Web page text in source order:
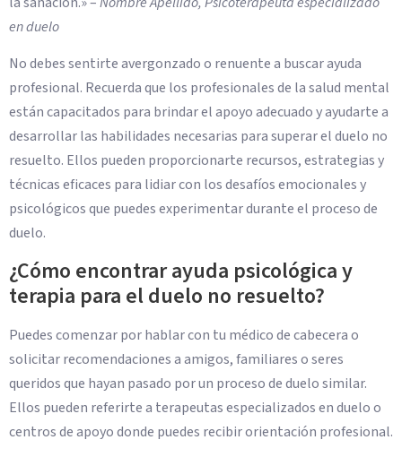
en duelo
No debes sentirte avergonzado o renuente a buscar ayuda
profesional. Recuerda que los profesionales de la salud mental
están capacitados para brindar el apoyo adecuado y ayudarte a
desarrollar las habilidades necesarias para superar el duelo no
resuelto. Ellos pueden proporcionarte recursos, estrategias y
técnicas eficaces para lidiar con los desafíos emocionales y
psicológicos que puedes experimentar durante el proceso de
duelo.
¿Cómo encontrar ayuda psicológica y
terapia para el duelo no resuelto?
Puedes comenzar por hablar con tu médico de cabecera o
solicitar recomendaciones a amigos, familiares o seres
queridos que hayan pasado por un proceso de duelo similar.
Ellos pueden referirte a terapeutas especializados en duelo o
centros de apoyo donde puedes recibir orientación profesional.